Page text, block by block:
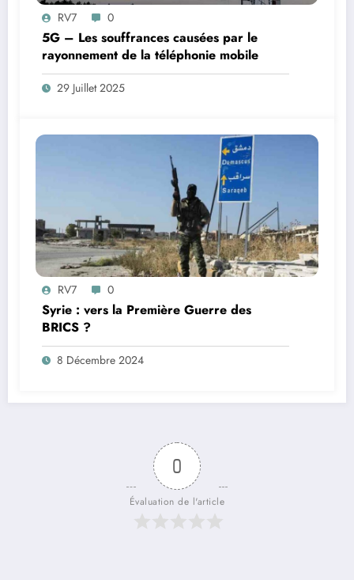
RV7 0
5G – Les souffrances causées par le
rayonnement de la téléphonie mobile
29 Juillet 2025
RV7 0
Syrie : vers la Première Guerre des
BRICS ?
8 Décembre 2024
0
Évaluation de l'article